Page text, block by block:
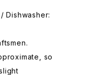
Dishwasher:
so